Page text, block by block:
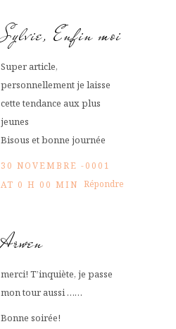
Sylvie, Enfin moi
Super article,
personnellement je laisse
cette tendance aux plus
jeunes
Bisous et bonne journée
30 NOVEMBRE -0001
AT 0 H 00 MIN Répondre
Arwen
merci! T’inquiète, je passe
mon tour aussi ……
Bonne soirée!